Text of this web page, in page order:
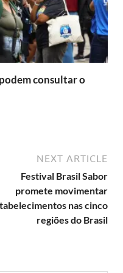
consultar o
NEXT ARTICLE
Festival Brasil Sabor
promete movimentar
nas cinco
regiões do Brasil